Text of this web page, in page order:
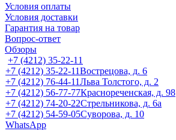
Условия оплаты
Условия доставки
Гарантия на товар
Вопрос-ответ
Обзоры
+7 (4212) 35-22-11
+7 (4212) 35-22-11Вострецова, д. 6
+7 (4212) 76-44-11Льва Толстого, д. 2
+7 (4212) 56-77-77Краснореченская, д. 98
+7 (4212) 74-20-22Стрельникова, д. 6а
+7 (4212) 54-59-05Суворова, д. 10
WhatsApp